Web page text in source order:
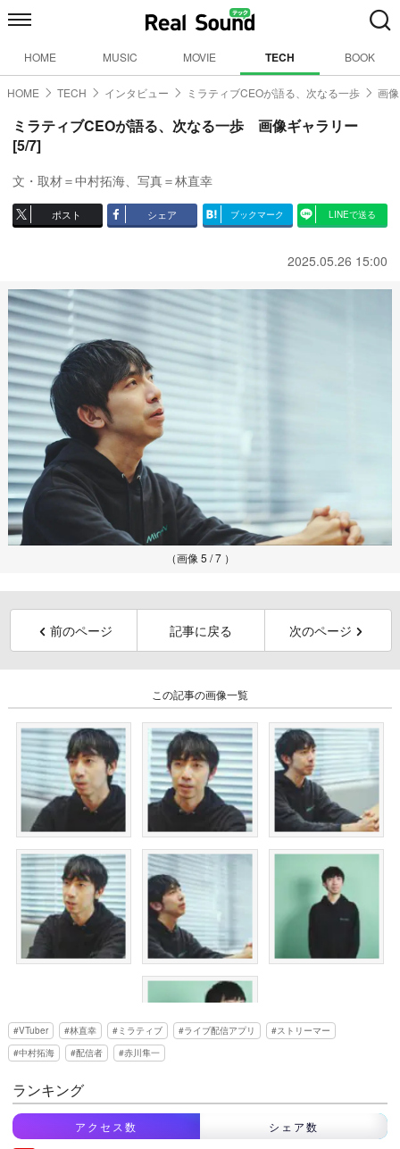
HOME MUSIC MOVIE TECH BOOK
HOME TECH インタビュー ミラティブCEOが語る、次なる一歩 画
ミラティブCEOが語る、次なる一歩 画像ギャラリー
[5/7]
文・取材＝中村拓海、写真＝林直幸
ポスト シェア ブックマーク LINEで送る
2025.05.26 15:00
（画像 5 / 7 ）
前のページ 記事に戻る 次のページ
この記事の画像一覧
VTuber 林直幸 ミラティブ ライブ配信アプリ
ストリーマー
中村拓海
配信者 赤川隼一
ランキング
アクセス数 シェア数